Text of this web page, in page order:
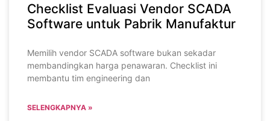
Checklist Evaluasi Vendor SCADA
Software untuk Pabrik Manufaktur
Memilih vendor SCADA software bukan sekadar
membandingkan harga penawaran. Checklist ini
membantu tim engineering dan
SELENGKAPNYA »